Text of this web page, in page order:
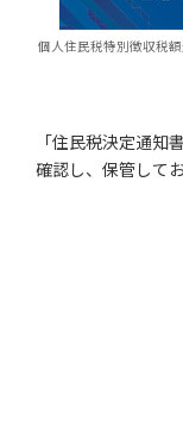
個人住民税特別徴収税
「住民税決定通知
確認し、保管して